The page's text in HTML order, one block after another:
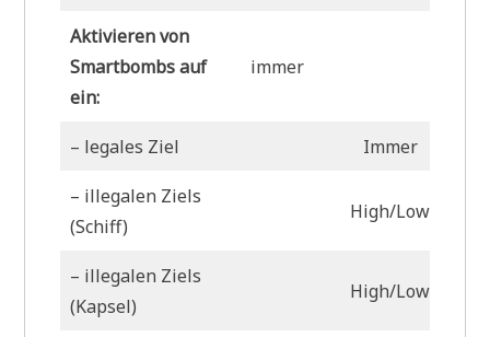
Aktivieren von
Smartbombs auf
ein:
immer
– legales Ziel Immer
– illegalen Ziels
(Schiff)
High/Low
– illegalen Ziels
(Kapsel)
High/Low